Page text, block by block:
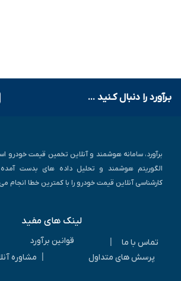
بـرآورد را دنبال کـنید ...
برآورد، سامانه هوشمند و آنلاین تخمین قیمت خودرو
الگوریتم هوشمند و تحلیل داده های بدست آمده
کارشناسی آنلاین قیمت خودرو را با کمترین خطا انجام
لینک های مفید
تماس با ما قوانین برآورد
پرسش های متداول
مشاوره